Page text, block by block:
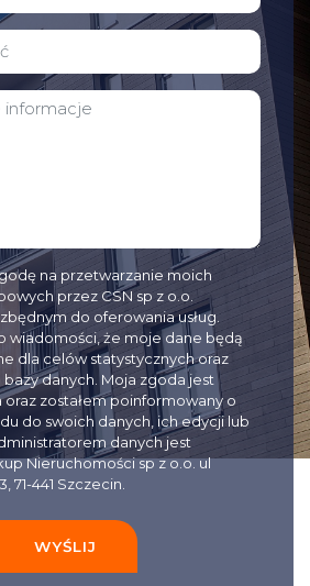
na przetwarzanie moich
przez CSN sp z o.o.
do oferowania usług.
wiadomości, że moje dane będą
dla celów statystycznych oraz
danych. Moja zgoda jest
zostałem poinformowany o
do swoich danych, ich edycji lub
danych jest
Nieruchomości sp z o.o. ul
71-441 Szczecin.
WYŚLIJ